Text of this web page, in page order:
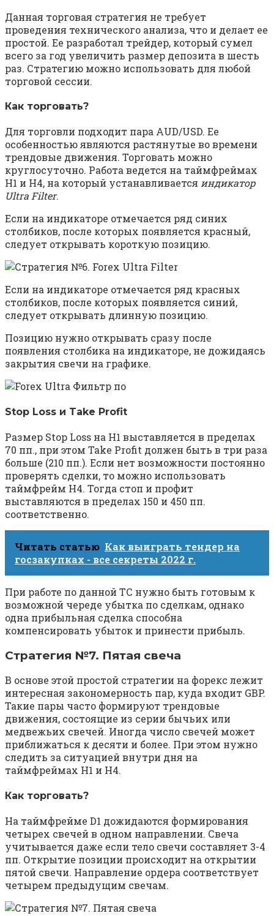
Данная торговая стратегия не требует
проведения технического анализа, что и делает ее
простой. Ее разработал трейдер, который сумел
всего за год увеличить размер депозита в шесть
раз. Стратегию можно использовать для любой
торговой сессии.
Как торговать?
Для торговли подходит пара AUD/USD. Ее
особенностью являются растянутые во времени
трендовые движения. Торговать можно
круглосуточно. Работа ведется на таймфреймах
Н1 и Н4, на который устанавливается индикатор
Ultra Filter.
Если на индикаторе отмечается ряд синих
столбиков, после которых появляется красный,
следует открывать короткую позицию.
Если на индикаторе отмечается ряд красных
столбиков, после которых появляется синий,
следует открывать длинную позицию.
Позицию нужно открывать сразу после
появления столбика на индикаторе, не дожидаясь
закрытия свечи на графике.
Stop Loss и Take Profit
Размер Stop Loss на Н1 выставляется в пределах
70 пп., при этом Take Profit должен быть в три раза
больше (210 пп.). Если нет возможности постоянно
проверять сделки, то можно использовать
таймфрейм Н4. Тогда стоп и профит
выставляются в пределах 150 и 450 пп.
соответственно.
Читать статью Как выиграть тендер на
госзакупках ‬-‭ ‬все секреты 2022 г.
При работе по данной ТС нужно быть готовым к
возможной череде убытка по сделкам, однако
одна прибыльная сделка способна
компенсировать убыток и принести прибыль.
Стратегия №7. Пятая свеча
В основе этой простой стратегии на форекс лежит
интересная закономерность пар, куда входит GBP.
Такие пары часто формируют трендовые
движения, состоящие из серии бычьих или
медвежьих свечей. Иногда число свечей может
приближаться к десяти и более. При этом нужно
следить за ситуацией внутри дня на
таймфреймах Н1 и Н4.
Как торговать?
На таймфрейме D1 дожидаются формирования
четырех свечей в одном направлении. Свеча
учитывается даже если тело свечи составляет 3-4
пп. Открытие позиции происходит на открытии
пятой свечи. Направление ордера соответствует
четырем предыдущим свечам.